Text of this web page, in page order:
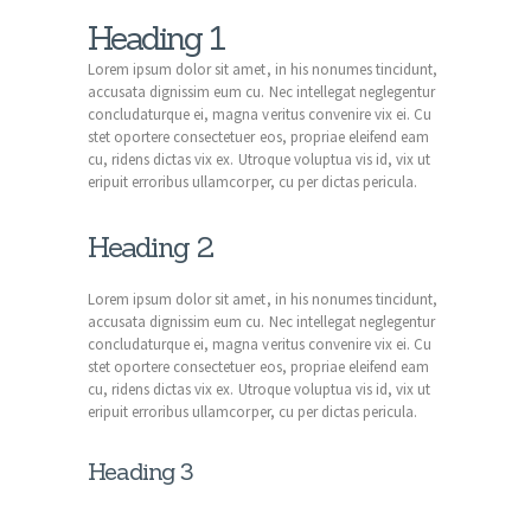
Heading 1
Lorem ipsum dolor sit amet, in his nonumes tincidunt,
accusata dignissim eum cu. Nec intellegat neglegentur
concludaturque ei, magna veritus convenire vix ei. Cu
stet oportere consectetuer eos, propriae eleifend eam
cu, ridens dictas vix ex. Utroque voluptua vis id, vix ut
eripuit erroribus ullamcorper, cu per dictas pericula.
Heading 2
Lorem ipsum dolor sit amet, in his nonumes tincidunt,
accusata dignissim eum cu. Nec intellegat neglegentur
concludaturque ei, magna veritus convenire vix ei. Cu
stet oportere consectetuer eos, propriae eleifend eam
cu, ridens dictas vix ex. Utroque voluptua vis id, vix ut
eripuit erroribus ullamcorper, cu per dictas pericula.
Heading 3